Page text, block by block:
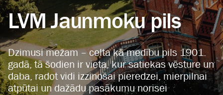
LVM Jaunmoku pils
Dzimusi mežam – celta kā medību pils 1901.
gadā, tā šodien ir vieta, kur satiekas vēsture un
daba, radot vidi izzinošai pieredzei, mierpilnai
atpūtai un dažādu pasākumu norisei